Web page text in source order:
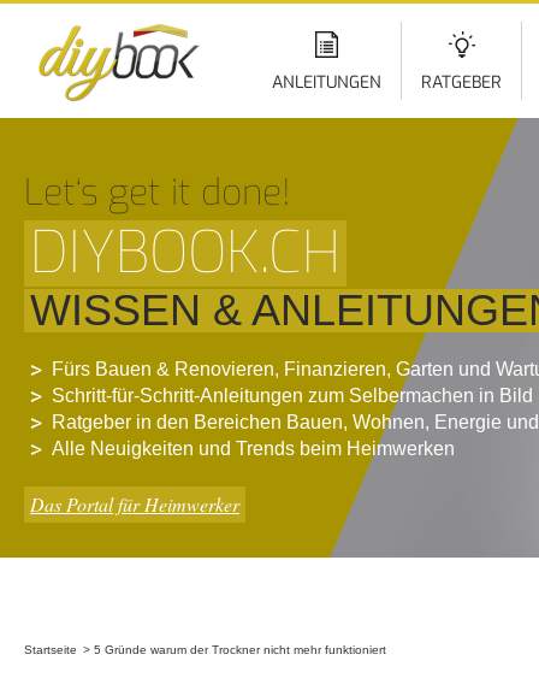
ANLEITUNGEN RATGEBER
Let‘s get it done!
DIYBOOK.CH
WISSEN &
Fürs Bauen & Renovieren, Finanzieren, Garten und
Schritt-für-Schritt-Anleitungen zum Selbermachen in Bild
Ratgeber in den Bereichen Bauen, Wohnen, Energie
Alle Neuigkeiten und Trends beim Heimwerken
Das Portal für Heimwerker
Startseite 5 Gründe warum der Trockner nicht mehr funktioniert